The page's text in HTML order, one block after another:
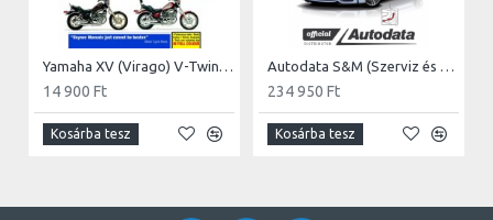
Yamaha XV (Virago) V-Twins (81 - 03)
14 900 Ft
Kosárba tesz
Autodata S&M (Szerviz és Karbantartás)
234 950 Ft
Kosárba tesz